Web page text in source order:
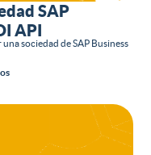
SAP
API
sociedad de SAP Business